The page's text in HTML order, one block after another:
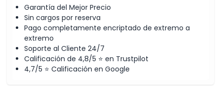
Garantía del Mejor Precio
Sin cargos por reserva
Pago completamente encriptado de extremo a
extremo
Soporte al Cliente 24/7
Calificación de 4,8/5 ⭐ en Trustpilot
4,7/5 ⭐ Calificación en Google